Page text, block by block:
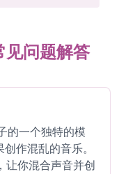
问题解答
的一个独特的模
作混乱的音乐。
让你混合声音并创